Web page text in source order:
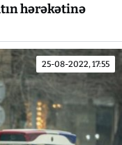
hərəkətinə
25-08-2022, 17:55